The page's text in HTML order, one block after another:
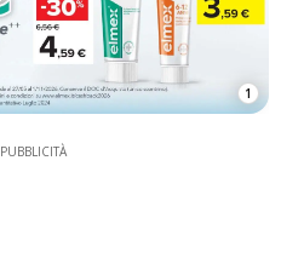
1
PUBBLICITÀ